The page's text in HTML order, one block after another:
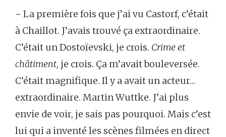
− La première fois que j’ai vu Castorf, c’était
à Chaillot. J’avais trouvé ça extraordinaire.
C’était un Dostoïevski, je crois. Crime et
châtiment, je crois. Ça m’avait bouleversée.
C’était magnifique. Il y a avait un acteur…
extraordinaire. Martin Wuttke. J’ai plus
envie de voir, je sais pas pourquoi. Mais c’est
lui qui a inventé les scènes filmées en direct